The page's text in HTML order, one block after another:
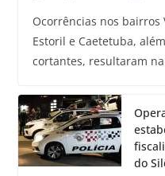
Ocorrências nos bairros
Estoril e Caetetuba,
cortantes, resultaram
do